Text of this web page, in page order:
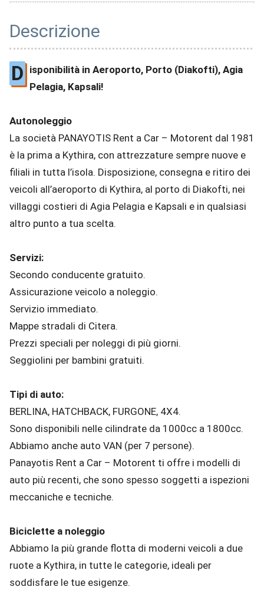
Descrizione
D isponibilità in Aeroporto, Porto (Diakofti), Agia
Pelagia, Kapsali!
Autonoleggio
La società PANAYOTIS Rent a Car – Motorent dal 1981
è la prima a Kythira, con attrezzature sempre nuove e
filiali in tutta l’isola. Disposizione, consegna e ritiro dei
veicoli all’aeroporto di Kythira, al porto di Diakofti, nei
villaggi costieri di Agia Pelagia e Kapsali e in qualsiasi
altro punto a tua scelta.
Servizi:
Secondo conducente gratuito.
Assicurazione veicolo a noleggio.
Servizio immediato.
Mappe stradali di Citera.
Prezzi speciali per noleggi di più giorni.
Seggiolini per bambini gratuiti.
Tipi di auto:
BERLINA, HATCHBACK, FURGONE, 4X4.
Sono disponibili nelle cilindrate da 1000cc a 1800cc.
Abbiamo anche auto VAN (per 7 persone).
Panayotis Rent a Car – Motorent ti offre i modelli di
auto più recenti, che sono spesso soggetti a ispezioni
meccaniche e tecniche.
Biciclette a noleggio
Abbiamo la più grande flotta di moderni veicoli a due
ruote a Kythira, in tutte le categorie, ideali per
soddisfare le tue esigenze.